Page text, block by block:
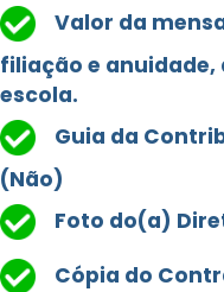
Valor da
filiação e
escola.
Guia da
(Não)
Foto do(a)
Cópia do